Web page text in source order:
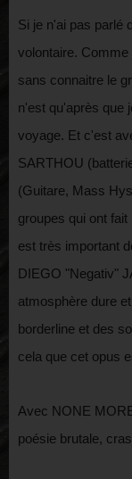
Si je n'ai pas parlé
volontaire. Comme
sans connaitre le
n'est qu'après que
voyage. Et c'est
SARTHOU
(Guitare, Mass
groupes qui ont
est très important
DIEGO "Negativ"
atmosphère dure
borderline et des
cela que cet opus
Avec NONE
poésie brutale,